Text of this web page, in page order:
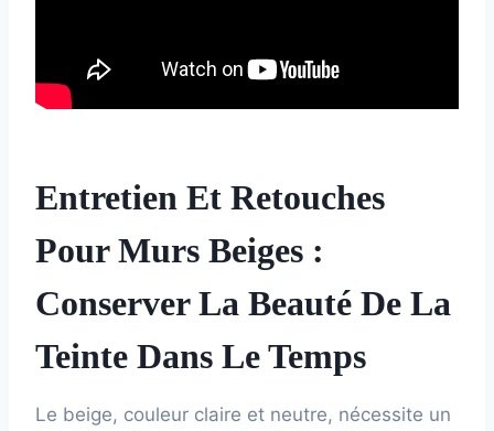
Entretien Et Retouches
Pour Murs Beiges :
Conserver La Beauté De La
Teinte Dans Le Temps
Le beige, couleur claire et neutre, nécessite un